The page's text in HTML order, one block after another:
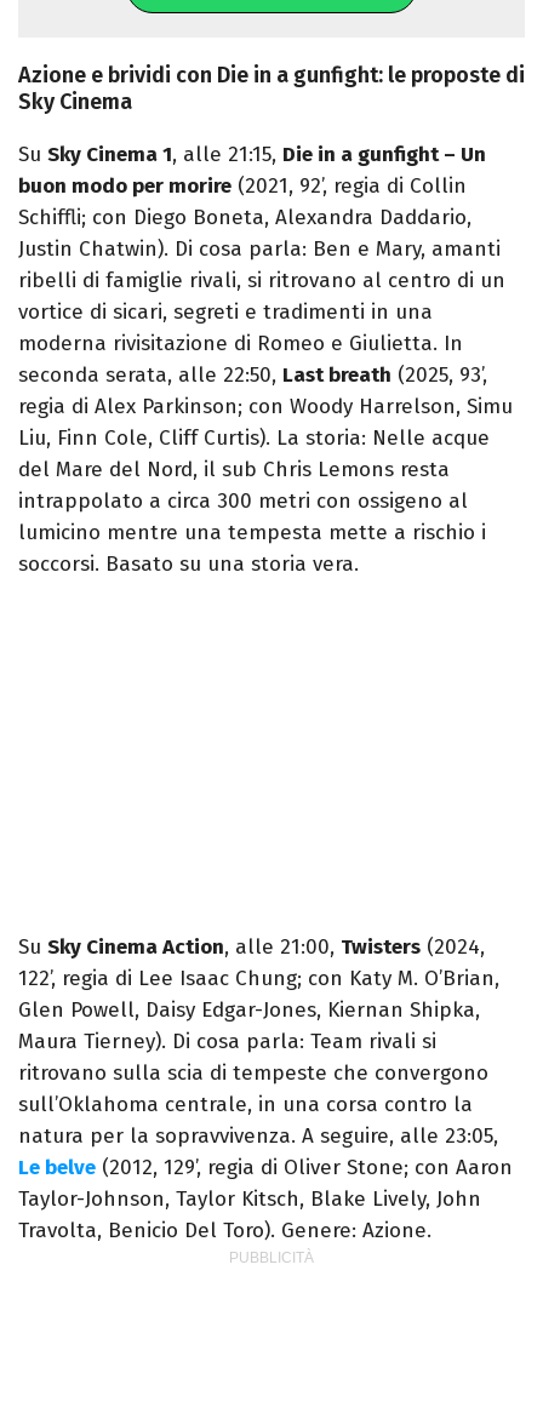
Azione e brividi con Die in a gunfight: le proposte di
Sky Cinema
Su Sky Cinema 1, alle 21:15, Die in a gunfight – Un
buon modo per morire (2021, 92’, regia di Collin
Schiffli; con Diego Boneta, Alexandra Daddario,
Justin Chatwin). Di cosa parla: Ben e Mary, amanti
ribelli di famiglie rivali, si ritrovano al centro di un
vortice di sicari, segreti e tradimenti in una
moderna rivisitazione di Romeo e Giulietta. In
seconda serata, alle 22:50, Last breath (2025, 93’,
regia di Alex Parkinson; con Woody Harrelson, Simu
Liu, Finn Cole, Cliff Curtis). La storia: Nelle acque
del Mare del Nord, il sub Chris Lemons resta
intrappolato a circa 300 metri con ossigeno al
lumicino mentre una tempesta mette a rischio i
soccorsi. Basato su una storia vera.
Su Sky Cinema Action, alle 21:00, Twisters (2024,
122’, regia di Lee Isaac Chung; con Katy M. O’Brian,
Glen Powell, Daisy Edgar-Jones, Kiernan Shipka,
Maura Tierney). Di cosa parla: Team rivali si
ritrovano sulla scia di tempeste che convergono
sull’Oklahoma centrale, in una corsa contro la
natura per la sopravvivenza. A seguire, alle 23:05,
Le belve (2012, 129’, regia di Oliver Stone; con Aaron
Taylor-Johnson, Taylor Kitsch, Blake Lively, John
Travolta, Benicio Del Toro). Genere: Azione.